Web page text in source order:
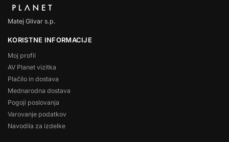
Matej Glivar s.p.
KORISTNE INFORMACIJE
Moj profil
AV Planet vizitka
Plačilo in dostava
Mednarodna dostava
Pogoji poslovanja
Varovanje podatkov
Navodila za izdelke